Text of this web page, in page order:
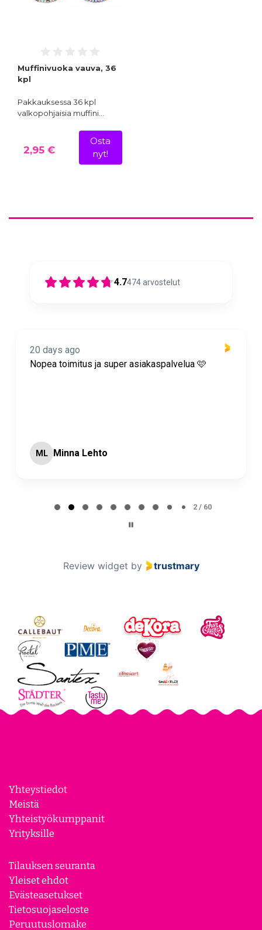
Muffinivuoka vauva, 36
kpl
Pakkauksessa 36 kpl
valkopohjaisia muffini…
2,95 €
Osta
nyt!
4.7474arvostelut
20 days ago
Nopea toimitus ja super asiakaspalvelua 🩷
ML Minna Lehto
2 / 60
Review widget by trustmary
Yhteystiedot
Meistä
Yhteistyökumppanit
Yrityksille
Tilauksen seuranta
Yleiset ehdot
Evästeasetukset
Tietosuojaseloste
Peruutuslomake